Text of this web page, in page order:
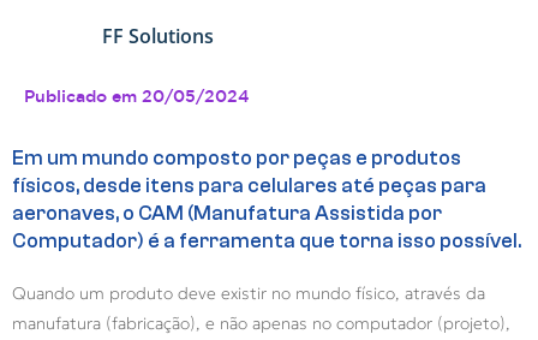
FF Solutions
Publicado em 20/05/2024
Em um mundo composto por peças e produtos
físicos, desde itens para celulares até peças para
aeronaves, o CAM (Manufatura Assistida por
Computador) é a ferramenta que torna isso possível.
Quando um produto deve existir no mundo físico, através da
manufatura (fabricação), e não apenas no computador (projeto),